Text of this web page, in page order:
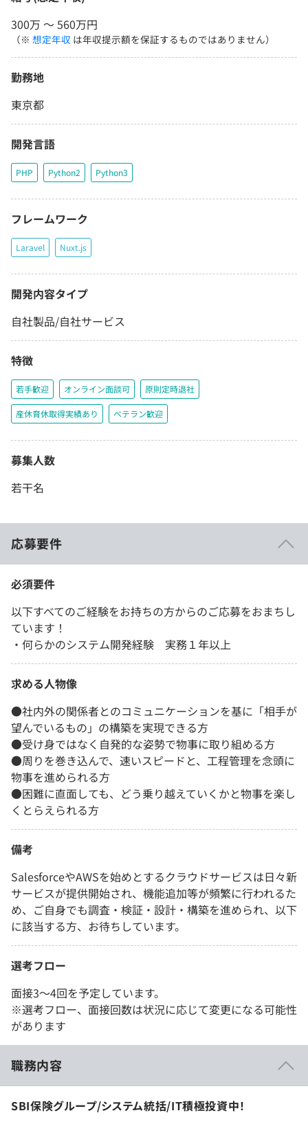
300万 〜 560万円
（※ 想定年収 は年収提示額を保証するものではありません）
勤務地
東京都
開発言語
PHP Python2 Python3
フレームワーク
Laravel Nuxt.js
開発内容タイプ
自社製品/自社サービス
特徴
若手歓迎 オンライン面談可 原則定時退社
産休育休取得実績あり ベテラン歓迎
募集人数
若干名
応募要件
必須要件
以下すべてのご経験をお持ちの方からのご応募をおまちし
ています！
・何らかのシステム開発経験 実務１年以上
求める人物像
●社内外の関係者とのコミュニケーションを基に「相手が
望んでいるもの」の構築を実現できる方
●受け身ではなく自発的な姿勢で物事に取り組める方
●周りを巻き込んで、速いスピードと、工程管理を念頭に
物事を進められる方
●困難に直面しても、どう乗り越えていくかと物事を楽し
くとらえられる方
備考
SalesforceやAWSを始めとするクラウドサービスは日々新
サービスが提供開始され、機能追加等が頻繁に行われるた
め、ご自身でも調査・検証・設計・構築を進められ、以下
に該当する方、お待ちしています。
選考フロー
面接3～4回を予定しています。
※選考フロー、面接回数は状況に応じて変更になる可能性
があります
職務内容
SBI保険グループ/システム統括/IT積極投資中！